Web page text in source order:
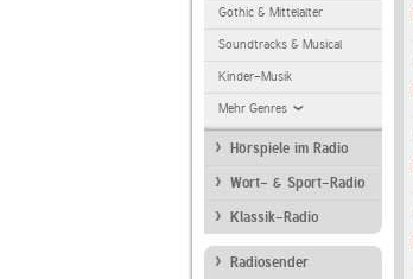
Gothic & Mittelalter
Soundtracks & Musical
Kinder-Musik
Mehr Genres
Hörspiele im Radio
Wort- & Sport-Radio
Klassik-Radio
Radiosender